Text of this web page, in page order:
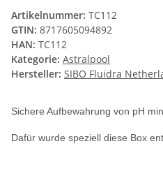
Artikelnummer: TC112
GTIN: 8717605094892
HAN: TC112
Kategorie: Astralpool
Hersteller: SIBO Fluidra
Sichere Aufbewahrung von pH
Dafür wurde speziell diese Box